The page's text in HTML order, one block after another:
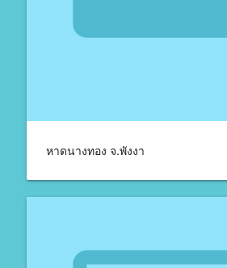
หาดนางทอง จ.พังงา